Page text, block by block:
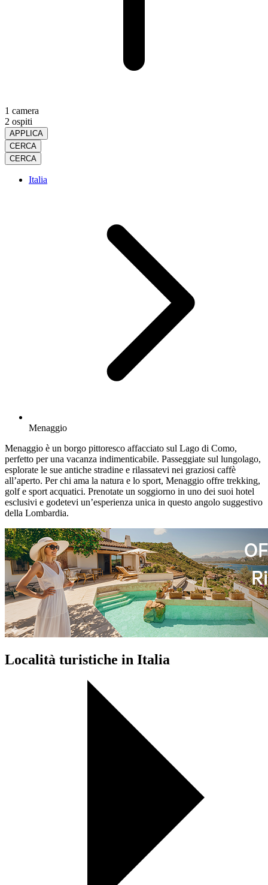
1 camera
2 ospiti
APPLICA
CERCA
CERCA
Italia
Menaggio
Menaggio è un borgo pittoresco affacciato sul Lago di Como,
perfetto per una vacanza indimenticabile. Passeggiate sul lungolago,
esplorate le sue antiche stradine e rilassatevi nei graziosi caffè
all’aperto. Per chi ama la natura e lo sport, Menaggio offre trekking,
golf e sport acquatici. Prenotate un soggiorno in uno dei suoi hotel
esclusivi e godetevi un’esperienza unica in questo angolo suggestivo
della Lombardia.
Località turistiche in Italia